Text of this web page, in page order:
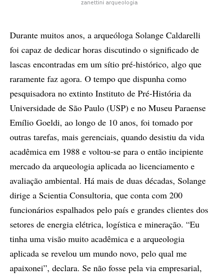
zanettini arqueologia
Durante muitos anos, a arqueóloga Solange Caldarelli
foi capaz de dedicar horas discutindo o significado de
lascas encontradas em um sítio pré-histórico, algo que
raramente faz agora. O tempo que dispunha como
pesquisadora no extinto Instituto de Pré-História da
Universidade de São Paulo (USP) e no Museu Paraense
Emílio Goeldi, ao longo de 10 anos, foi tomado por
outras tarefas, mais gerenciais, quando desistiu da vida
acadêmica em 1988 e voltou-se para o então incipiente
mercado da arqueologia aplicada ao licenciamento e
avaliação ambiental. Há mais de duas décadas, Solange
dirige a Scientia Consultoria, que conta com 200
funcionários espalhados pelo país e grandes clientes dos
setores de energia elétrica, logística e mineração. “Eu
tinha uma visão muito acadêmica e a arqueologia
aplicada se revelou um mundo novo, pelo qual me
apaixonei”, declara. Se não fosse pela via empresarial,